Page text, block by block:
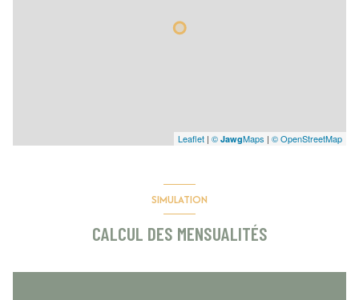
Leaflet | © JawgMaps | © OpenStreetMap
SIMULATION
CALCUL DES MENSUALITÉS